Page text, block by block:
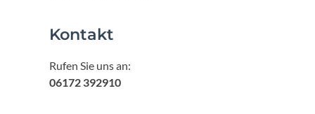
Kontakt
Rufen Sie uns an:
06172 392910